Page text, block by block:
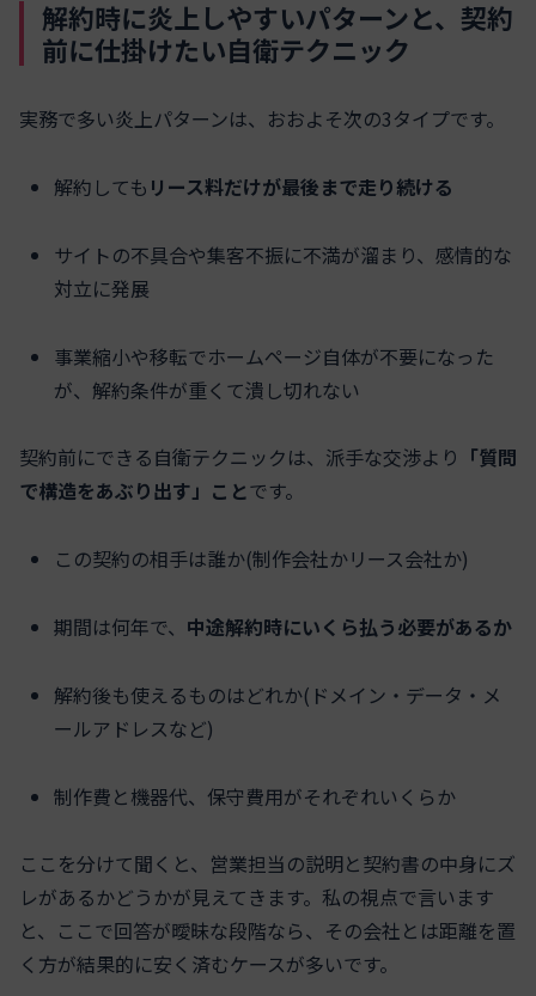
解約時に炎上しやすいパターンと、契約
前に仕掛けたい自衛テクニック
実務で多い炎上パターンは、おおよそ次の3タイプです。
解約しても リース料だけが最後まで走り続ける
サイトの不具合や集客不振に不満が溜まり、感情的な
対立に発展
事業縮小や移転でホームページ自体が不要になった
が、解約条件が重くて潰し切れない
契約前にできる自衛テクニックは、派手な交渉より 「質問
で構造をあぶり出す」ことです。
この契約の相手は誰か(制作会社かリース会社か)
期間は何年で、 中途解約時にいくら払う必要があるか
解約後も使えるものはどれか(ドメイン・データ・メ
ールアドレスなど)
制作費と機器代、保守費用がそれぞれいくらか
ここを分けて聞くと、営業担当の説明と契約書の中身にズ
レがあるかどうかが見えてきます。私の視点で言います
と、ここで回答が曖昧な段階なら、その会社とは距離を置
く方が結果的に安く済むケースが多いです。